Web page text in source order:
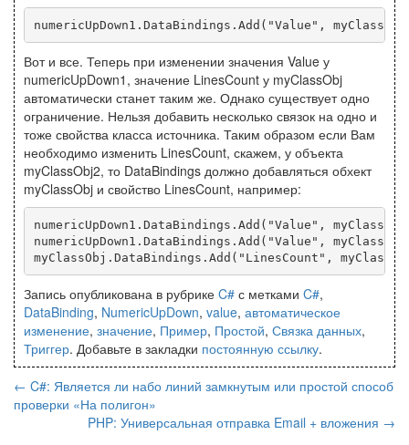
Вот и все. Теперь при изменении значения Value у
numericUpDown1, значение LinesCount у myClassObj
автоматически станет таким же. Однако существует одно
ограничение. Нельзя добавить несколько связок на одно и
тоже свойства класса источника. Таким образом если Вам
необходимо изменить LinesCount, скажем, у объекта
myClassObj2, то DataBindings должно добавляться обхект
myClassObj и свойство LinesCount, например:
numericUpDown1.DataBindings.Add("Value",
numericUpDown1.DataBindings.Add("Value",
Запись опубликована в рубрике C# с метками C#,
DataBinding, NumericUpDown, value, автоматическое
изменение, значение, Пример, Простой, Связка данных,
Триггер. Добавьте в закладки постоянную ссылку.
← C#: Является ли набо линий замкнутым или простой способ
проверки «На полигон»
PHP: Универсальная отправка Email + вложения →